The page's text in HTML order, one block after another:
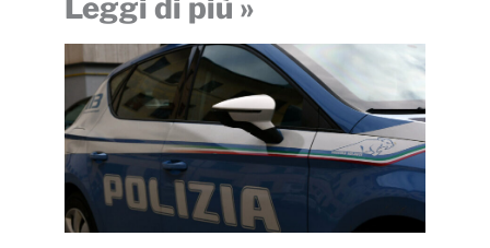
Leggi di più »